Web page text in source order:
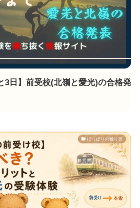
3日】前受校(北嶺と愛光)の合格発
ぽりぽりの独り言